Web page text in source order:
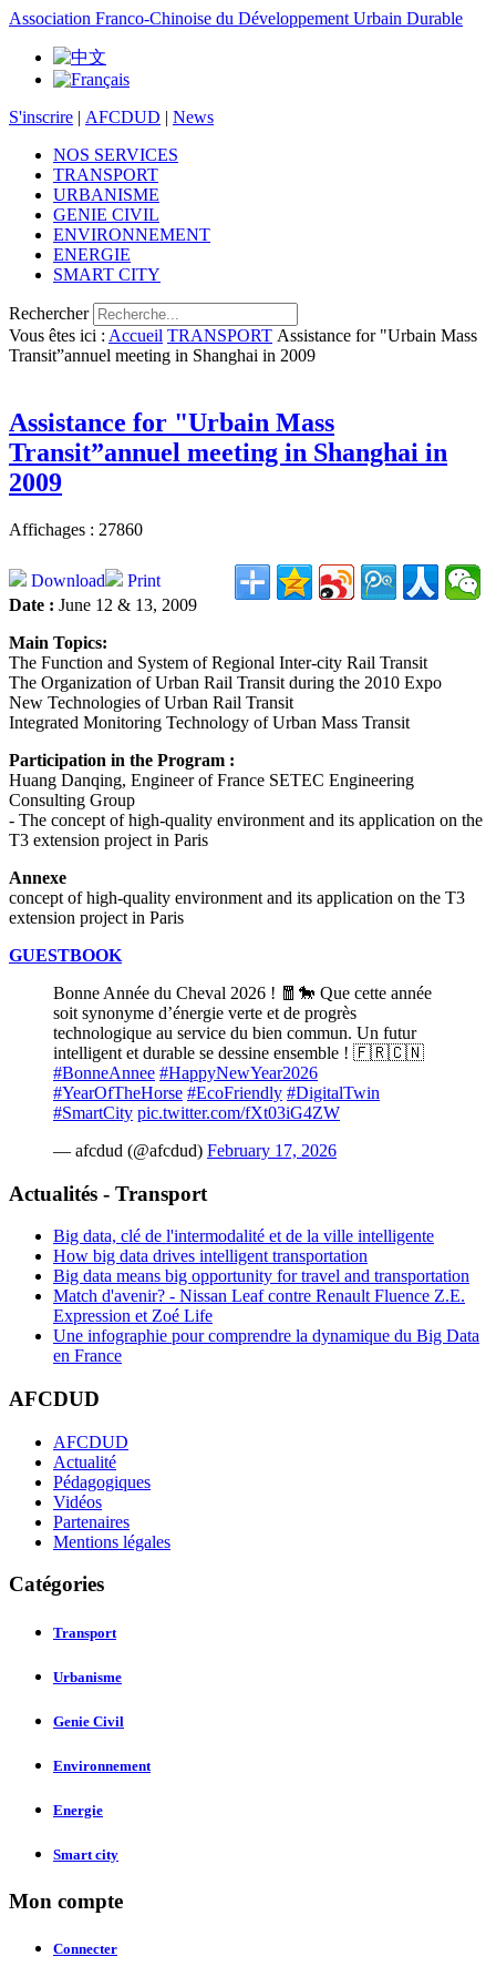
Association Franco-Chinoise du Développement Urbain Durable
S'inscrire | AFCDUD | News
NOS SERVICES
TRANSPORT
URBANISME
GENIE CIVIL
ENVIRONNEMENT
ENERGIE
SMART CITY
Rechercher
Vous êtes ici : Accueil TRANSPORT Assistance for "Urbain Mass
Transit”annuel meeting in Shanghai in 2009
Assistance for "Urbain Mass
Transit”annuel meeting in Shanghai in
2009
Affichages : 27860
Print
Download
Date : June 12 & 13, 2009
Main Topics:
The Function and System of Regional Inter-city Rail Transit
The Organization of Urban Rail Transit during the 2010 Expo
New Technologies of Urban Rail Transit
Integrated Monitoring Technology of Urban Mass Transit
Participation in the Program :
Huang Danqing, Engineer of France SETEC Engineering
Consulting Group
- The concept of high-quality environment and its application on the
T3 extension project in Paris
Annexe
concept of high-quality environment and its application on the T3
extension project in Paris
GUESTBOOK
Bonne Année du Cheval 2026 ! 🧧🐎 Que cette année
soit synonyme d’énergie verte et de progrès
technologique au service du bien commun. Un futur
intelligent et durable se dessine ensemble ! 🇫🇷🇨🇳
#BonneAnnee #HappyNewYear2026
#YearOfTheHorse #EcoFriendly #DigitalTwin
#SmartCity pic.twitter.com/fXt03iG4ZW
— afcdud (@afcdud) February 17, 2026
Actualités - Transport
Big data, clé de l'intermodalité et de la ville intelligente
How big data drives intelligent transportation
Big data means big opportunity for travel and transportation
Match d'avenir? - Nissan Leaf contre Renault Fluence Z.E.
Expression et Zoé Life
Une infographie pour comprendre la dynamique du Big Data
en France
AFCDUD
AFCDUD
Actualité
Pédagogiques
Vidéos
Partenaires
Mentions légales
Catégories
Transport
Urbanisme
Genie Civil
Environnement
Energie
Smart city
Mon compte
Connecter